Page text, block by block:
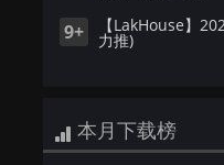
9+ 【LakHouse】
力推)
本月下载榜